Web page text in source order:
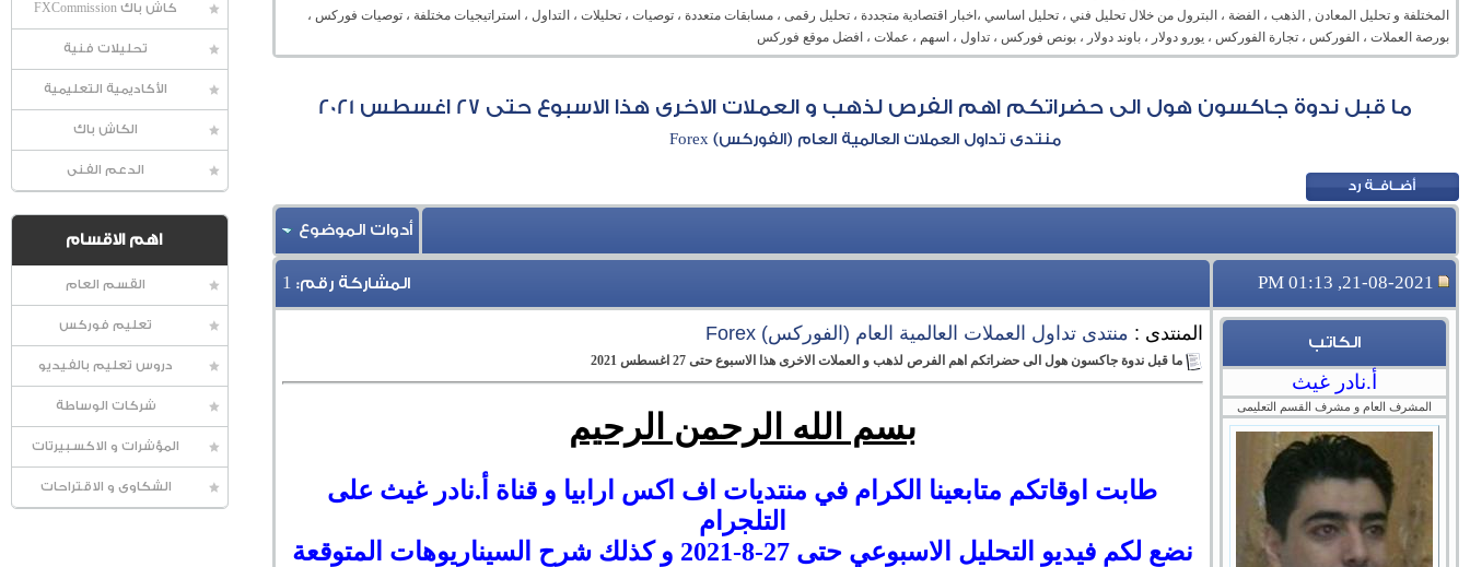
كاش باك FXCommission
تحليلات فنية
الأكاديمية التعليمية
الكاش باك
الدعم الفنى
اهم الاقسام
القسم العام
تعليم فوركس
دروس تعليم بالفيديو
شركات الوساطة
المؤشرات و الاكسبيرتات
الشكاوى و الاقتراحات
المختلفة و تحليل المعادن , الذهب ، الفضة ، البترول من خلال تحليل فني ، تحليل اساسي ،اخبار اقتصادية متجددة ، تحليل رقمى ، مسابقات متعددة ، توصيات ، تحليلات ، التداول ، استراتيجيات مختلفة ، توصيات فوركس ،
بورصة العملات ، الفوركس ، تجارة الفوركس ، يورو دولار ، باوند دولار ، بونص فوركس ، تداول ، اسهم ، عملات ، افضل موقع فوركس
ما قبل ندوة جاكسون هول الى حضراتكم اهم الفرص لذهب و العملات الاخرى هذا الاسبوع حتى 27 اغسطس 2021
منتدى تداول العملات العالمية العام (الفوركس) Forex
أدوات الموضوع
21-08-2021, 01:13 PM المشاركة رقم: 1
الكاتب
أ.نادر غيث
المشرف العام و مشرف القسم التعليمى
المنتدى : منتدى تداول العملات العالمية العام (الفوركس) Forex
ما قبل ندوة جاكسون هول الى حضراتكم اهم الفرص لذهب و العملات الاخرى هذا الاسبوع حتى 27 اغسطس 2021
بسم الله الرحمن الرحيم
طابت اوقاتكم متابعينا الكرام في منتديات اف اكس ارابيا و قناة أ.نادر غيث على
التلجرام
نضع لكم فيديو التحليل الاسبوعي حتى 27-8-2021 و كذلك شرح السيناريوهات المتوقعة